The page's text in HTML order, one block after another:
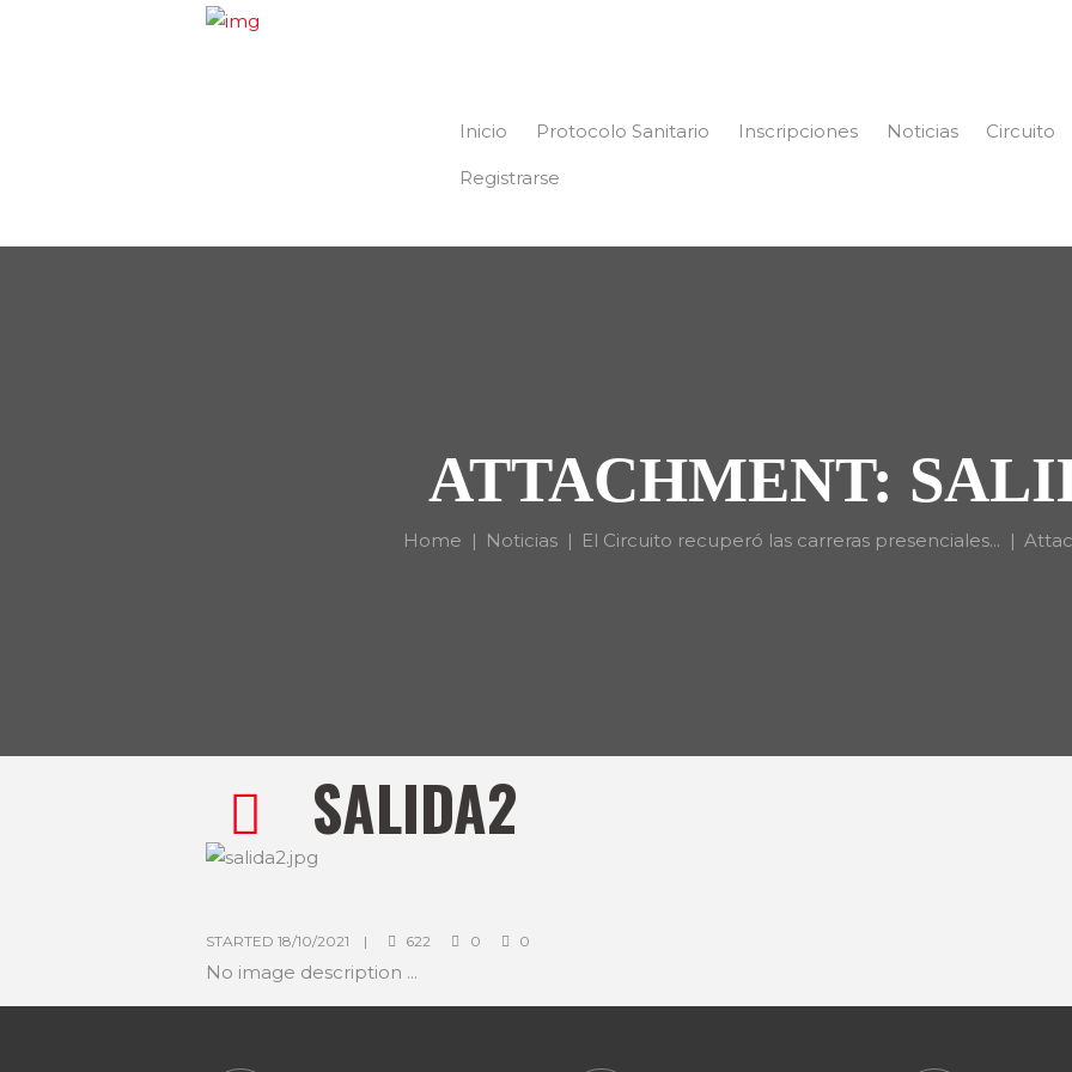
Inicio Protocolo Sanitario Inscripciones Noticias Circuito
Registrarse
ATTACHMENT:
Home Noticias El Circuito recuperó las carreras presenciales...
SALIDA2
STARTED 18/10/2021 622 0 0
No image description ...